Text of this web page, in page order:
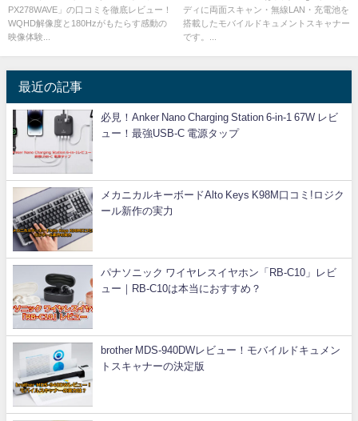
PX278WAVE」の口コミを徹底レビュー！
WQHD解像度と180Hzがもたらす感動の
映像体験...
ディに両面スキャン・無線LAN・充電池を
搭載したモバイルドキュメントスキャナー
です。...
最近の記事
必見！Anker Nano Charging Station 6-in-1 67W レビ
ュー！最強USB-C 電源タップ
メカニカルキーボードAlto Keys K98M口コミ!ロジク
ール新作の実力
パナソニック ワイヤレスイヤホン「RB-C10」レビ
ュー｜RB-C10は本当におすすめ？
brother MDS-940DWレビュー！モバイルドキュメン
トスキャナーの決定版